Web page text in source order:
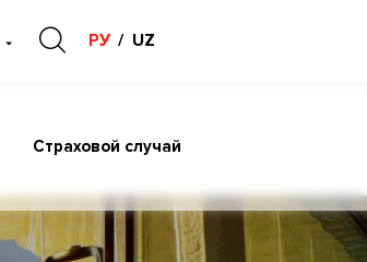
РУ UZ
Страховой случай